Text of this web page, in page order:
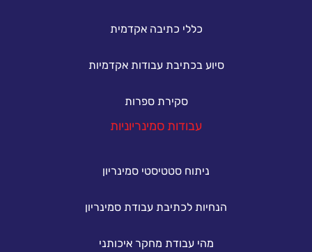
כללי כתיבה אקדמית
סיוע בכתיבת עבודות אקדמיות
סקירת ספרות
עבודות סמינריוניות
ניתוח סטטיסטי סמינריון
הנחיות לכתיבת עבודת סמינריון
מהי עבודת מחקר איכותני